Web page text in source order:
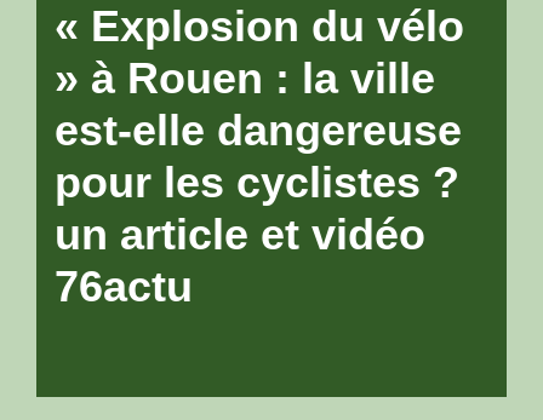
« Explosion du vélo
» à Rouen : la ville
est-elle dangereuse
pour les cyclistes ?
un article et vidéo
76actu